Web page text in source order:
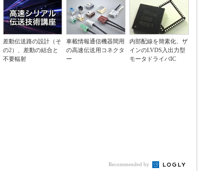
差動伝送路の設計（そ
の2）、差動の結合と
不要輻射
車載情報通信機器間用
の高速伝送用コネクタ
ー
内部配線を簡素化、ザ
インのLVDS入出力型
モータドライバIC
Recommended by